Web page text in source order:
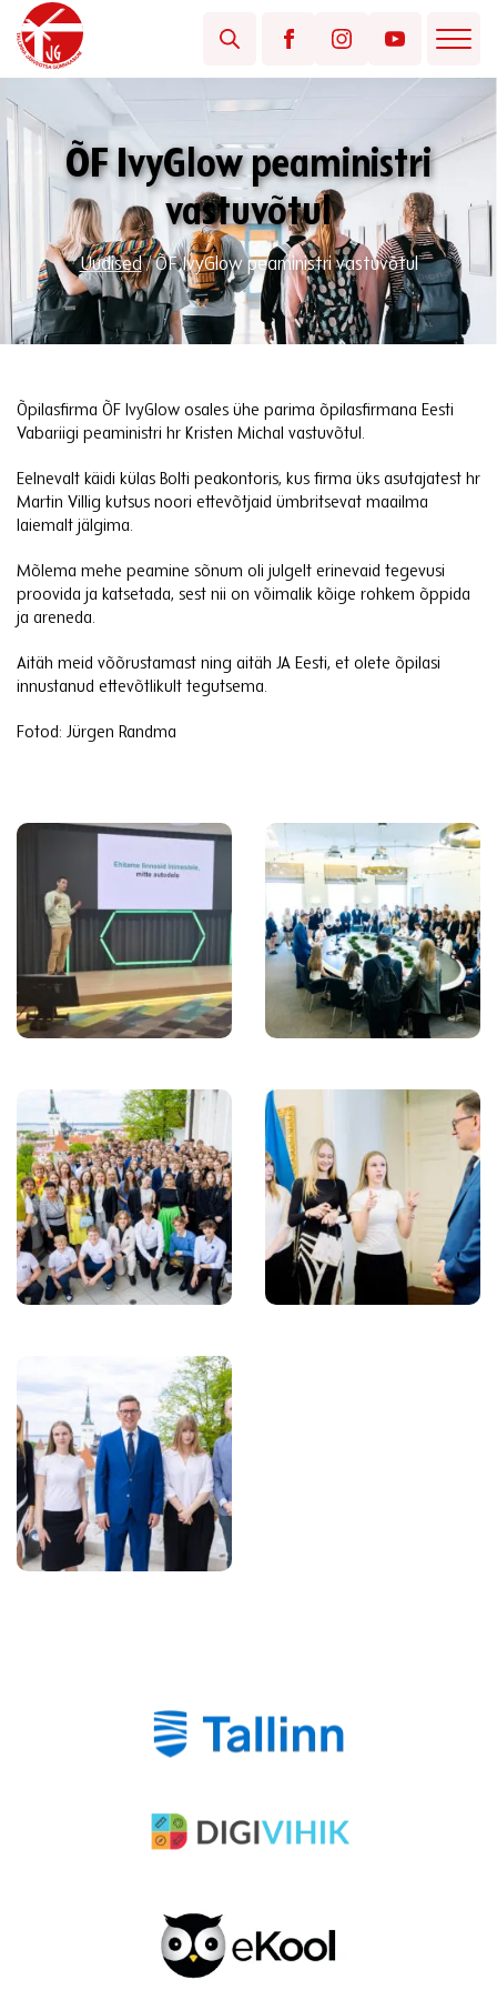
ÕF IvyGlow peaministri
vastuvõtul
Uudised/ÕF IvyGlow peaministri vastuvõtul
Õpilasfirma ÕF IvyGlow osales ühe parima õpilasfirmana Eesti
Vabariigi peaministri hr Kristen Michal vastuvõtul.
Eelnevalt käidi külas Bolti peakontoris, kus firma üks asutajatest hr
Martin Villig kutsus noori ettevõtjaid ümbritsevat maailma
laiemalt jälgima.
Mõlema mehe peamine sõnum oli julgelt erinevaid tegevusi
proovida ja katsetada, sest nii on võimalik kõige rohkem õppida
ja areneda.
Aitäh meid võõrustamast ning aitäh JA Eesti, et olete õpilasi
innustanud ettevõtlikult tegutsema.
Fotod: Jürgen Randma